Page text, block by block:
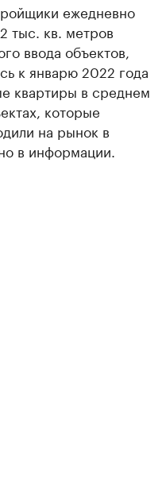
ежедневно
тыс. кв. метров
ввода объектов,
к январю 2022 года
квартиры в среднем
которые
на рынок в
в информации.